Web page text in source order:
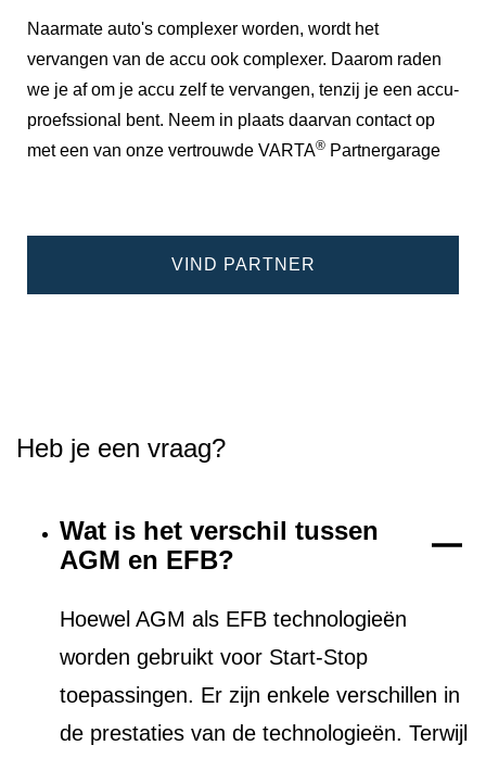
Naarmate auto's complexer worden, wordt het
vervangen van de accu ook complexer. Daarom raden
we je af om je accu zelf te vervangen, tenzij je een accu-
proefssional bent. Neem in plaats daarvan contact op
met een van onze vertrouwde VARTA® Partnergarage
VIND PARTNER
Heb je een vraag?
Wat is het verschil tussen
AGM en EFB?
Hoewel AGM als EFB technologieën
worden gebruikt voor Start-Stop
toepassingen. Er zijn enkele verschillen in
de prestaties van de technologieën. Terwijl